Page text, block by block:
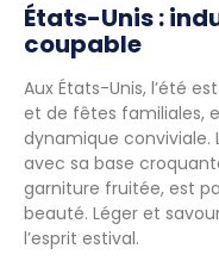
États-Unis :
coupable
Aux États-Unis, l’été
et de fêtes familiales,
dynamique conviviale.
avec sa base
garniture fruitée, est
beauté. Léger et
l’esprit estival.